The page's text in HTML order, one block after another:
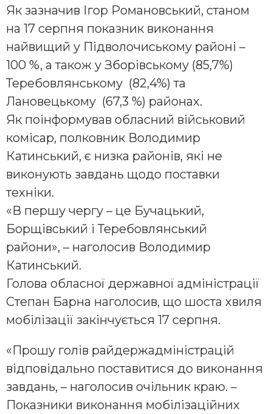
Як зазначив Ігор Романовський, станом
на 17 серпня показник виконання
найвищий у Підволочиському районі –
100 %, а також у Зборівському (85,7%)
Теребовлянському (82,4%) та
Лановецькому (67,3 %) районах.
Як поінформував обласний військовий
комісар, полковник Володимир
Катинський, є низка районів, які не
виконують завдань щодо поставки
техніки.
«В першу чергу – це Бучацький,
Борщівський і Теребовлянський
райони», – наголосив Володимир
Катинський.
Голова обласної державної адміністрації
Степан Барна наголосив, що шоста хвиля
мобілізації закінчується 17 серпня.
«Прошу голів райдержадміністрацій
відповідально поставитися до виконання
завдань, – наголосив очільник краю. –
Показники виконання мобілізаційних